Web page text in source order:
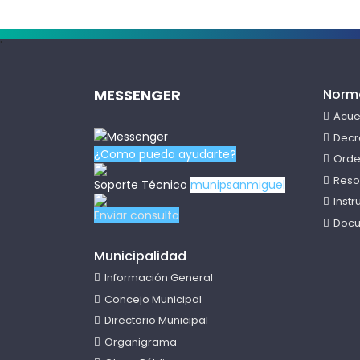
.
MESSENGER
¿Como puedo ayudarte?
Soporte Técnico munipsanmiguel
Enviar consulta
Municipalidad
Información General
Concejo Municipal
Directorio Municipal
Organigrama